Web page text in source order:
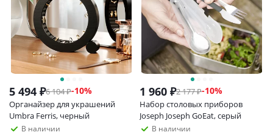
5 494 ₽6 104₽-10%
Органайзер для украшений
Umbra Ferris, черный
В наличии
1 960 ₽2 177₽-10%
Набор столовых приборов
Joseph Joseph GoEat, серый
В наличии